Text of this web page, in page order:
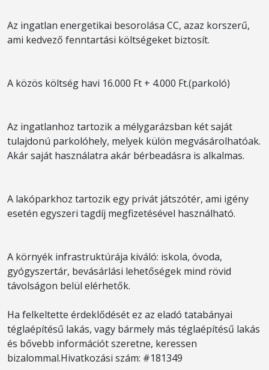
Az ingatlan energetikai besorolása CC, azaz korszerű,
ami kedvező fenntartási költségeket biztosít.
A közös költség havi 16.000 Ft + 4.000 Ft.(parkoló)
Az ingatlanhoz tartozik a mélygarázsban két saját
tulajdonú parkolóhely, melyek külön megvásárolhatóak.
Akár saját használatra akár bérbeadásra is alkalmas.
A lakóparkhoz tartozik egy privát játszótér, ami igény
esetén egyszeri tagdíj megfizetésével használható.
A környék infrastruktúrája kiváló: iskola, óvoda,
gyógyszertár, bevásárlási lehetőségek mind rövid
távolságon belül elérhetők.
Ha felkeltette érdeklődését ez az eladó tatabányai
téglaépítésű lakás, vagy bármely más téglaépítésű lakás
és bővebb információt szeretne, keressen
bizalommal.Hivatkozási szám: #181349